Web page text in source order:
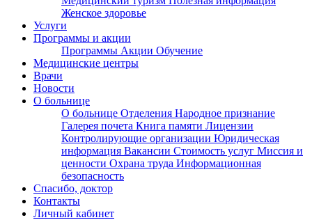
Женское здоровье
Услуги
Программы и акции
Программы Акции Обучение
Медицинские центры
Врачи
Новости
О больнице
О больнице Отделения Народное признание
Галерея почета Книга памяти Лицензии
Контролирующие организации Юридическая
информация Вакансии Стоимость услуг Миссия и
ценности Охрана труда Информационная
безопасность
Спасибо, доктор
Контакты
Личный кабинет